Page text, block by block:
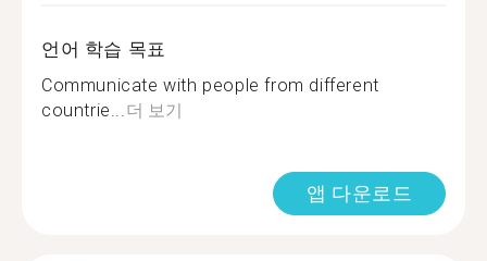
언어 학습 목표
Communicate with people from different
countrie...더 보기
앱 다운로드